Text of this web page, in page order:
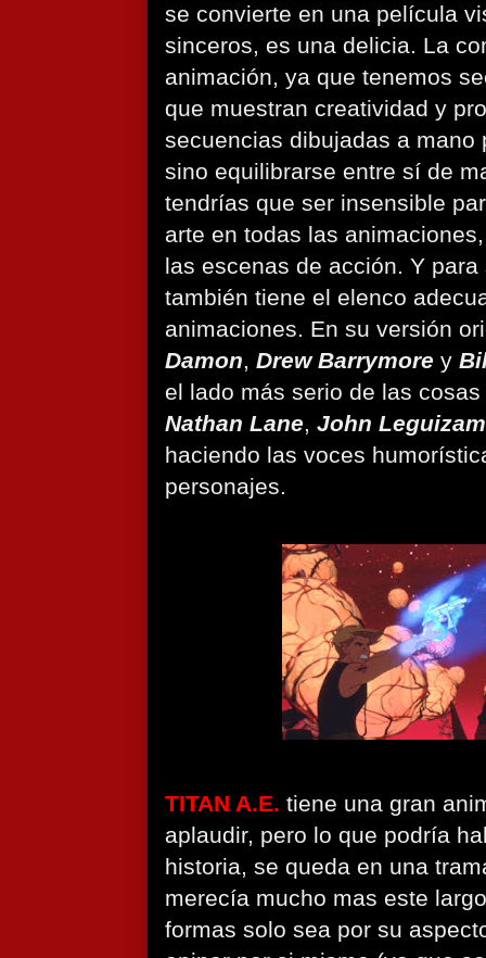
se convierte en una película
sinceros, es una delicia. La
animación, ya que tenemos
que muestran creatividad y
secuencias dibujadas a mano
sino equilibrarse entre sí de
tendrías que ser insensible
arte en todas las
las escenas de acción. Y
también tiene el elenco
animaciones. En su versión
Damon, Drew Barrymore y
el lado más serio de las
Nathan Lane, John
haciendo las voces
personajes.
TITAN A.E. tiene una gran
aplaudir, pero lo que podría
historia, se queda en una
merecía mucho mas este
formas solo sea por su